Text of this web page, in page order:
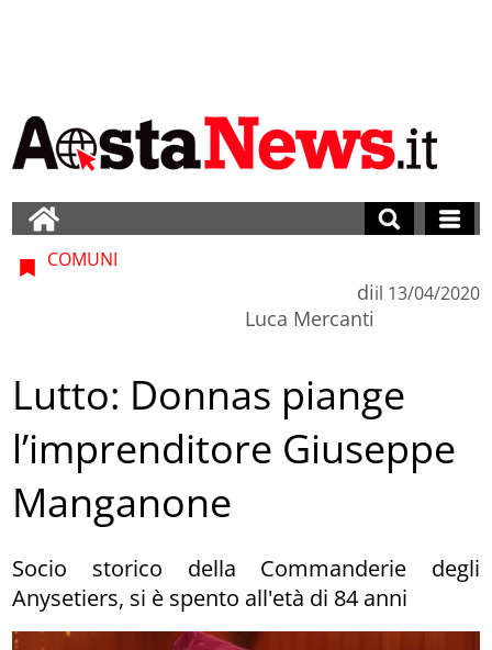
COMUNI
di
Luca Mercanti
il 13/04/2020
Lutto: Donnas piange
l’imprenditore Giuseppe
Manganone
Socio storico della Commanderie degli
Anysetiers, si è spento all'età di 84 anni